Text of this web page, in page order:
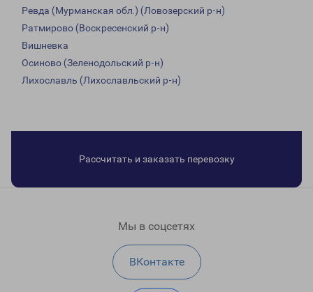
Ревда (Мурманская обл.) (Ловозерский р-н)
Ратмирово (Воскресенский р-н)
Вишневка
Осиново (Зеленодольский р-н)
Лихославль (Лихославльский р-н)
Рассчитать и заказать перевозку
Мы в соцсетях
ВКонтакте